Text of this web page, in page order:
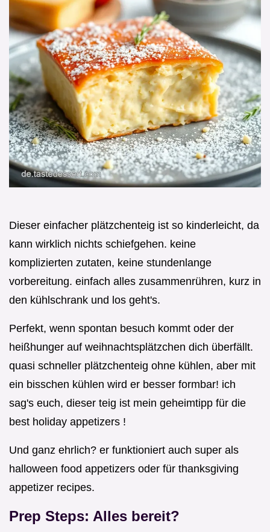
Dieser einfacher plätzchenteig ist so kinderleicht, da
kann wirklich nichts schiefgehen. keine
komplizierten zutaten, keine stundenlange
vorbereitung. einfach alles zusammenrühren, kurz in
den kühlschrank und los geht's.
Perfekt, wenn spontan besuch kommt oder der
heißhunger auf weihnachtsplätzchen dich überfällt.
quasi schneller plätzchenteig ohne kühlen, aber mit
ein bisschen kühlen wird er besser formbar! ich
sag's euch, dieser teig ist mein geheimtipp für die
best holiday appetizers !
Und ganz ehrlich? er funktioniert auch super als
halloween food appetizers oder für thanksgiving
appetizer recipes.
Prep Steps: Alles bereit?